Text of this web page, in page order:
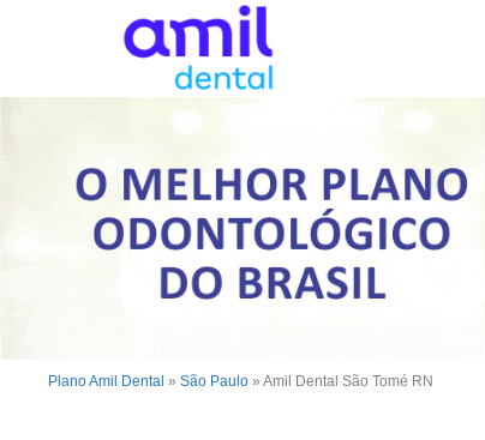
Plano Amil Dental » São Paulo » Amil Dental São Tomé RN